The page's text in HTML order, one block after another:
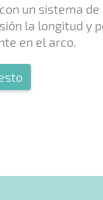
un sistema
la longitud y
en el arco.